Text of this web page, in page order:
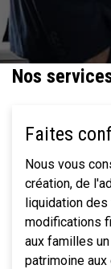
Nos
Faites
Nous vous
création, de
liquidation
modifications
aux familles
patrimoine